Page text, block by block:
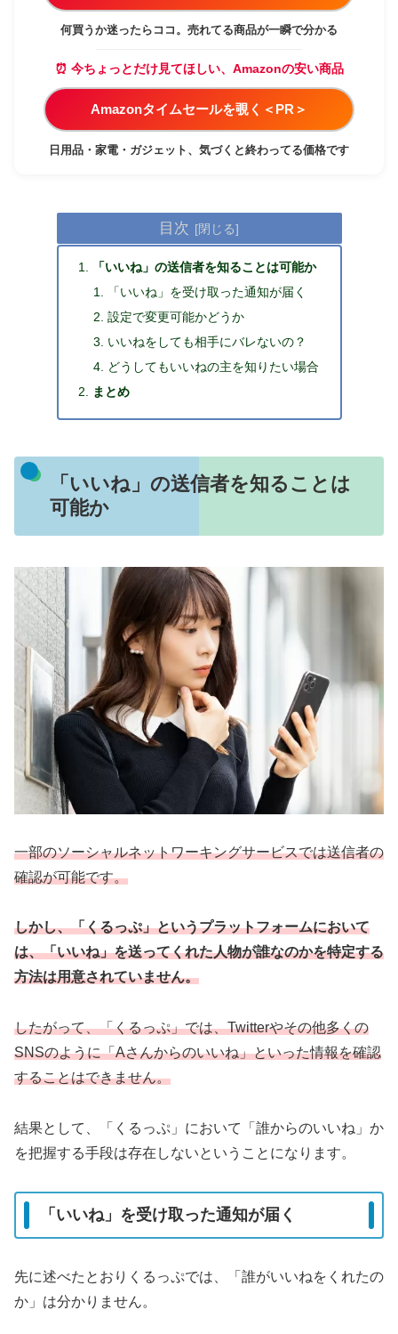
何買うか迷ったらココ。売れてる商品が一瞬で分かる
⏰ 今ちょっとだけ見てほしい、Amazonの安い商品
Amazonタイムセールを覗く＜PR＞
日用品・家電・ガジェット、気づくと終わってる価格です
目次
「いいね」の送信者を知ることは可能か
「いいね」を受け取った通知が届く
設定で変更可能かどうか
いいねをしても相手にバレないの？
どうしてもいいねの主を知りたい場合
まとめ
「いいね」の送信者を知ることは
可能か
一部のソーシャルネットワーキングサービスでは送信者の
確認が可能です。
しかし、「くるっぷ」というプラットフォームにおいて
は、「いいね」を送ってくれた人物が誰なのかを特定する
方法は用意されていません。
したがって、「くるっぷ」では、Twitterやその他多くの
SNSのように「Aさんからのいいね」といった情報を確認
することはできません。
結果として、「くるっぷ」において「誰からのいいね」か
を把握する手段は存在しないということになります。
「いいね」を受け取った通知が届く
先に述べたとおりくるっぷでは、「誰がいいねをくれたの
か」は分かりません。